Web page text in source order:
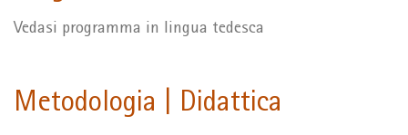
Vedasi programma in lingua tedesca
Metodologia | Didattica